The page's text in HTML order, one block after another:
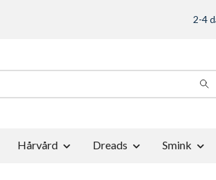
2-4
Hårvård Dreads Smink